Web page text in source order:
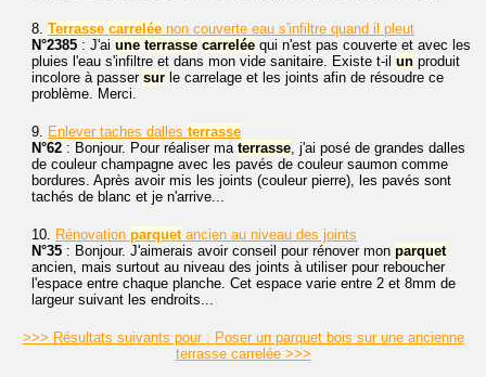
8. Terrasse carrelée non couverte eau s'infiltre quand il pleut
N°2385 : J'ai une terrasse carrelée qui n'est pas couverte et avec les
pluies l'eau s'infiltre et dans mon vide sanitaire. Existe t-il un produit
incolore à passer sur le carrelage et les joints afin de résoudre ce
problème. Merci.
9. Enlever taches dalles terrasse
N°62 : Bonjour. Pour réaliser ma terrasse, j'ai posé de grandes dalles
de couleur champagne avec les pavés de couleur saumon comme
bordures. Après avoir mis les joints (couleur pierre), les pavés sont
tachés de blanc et je n'arrive...
10. Rénovation parquetancien au niveau des joints
N°35 : Bonjour. J'aimerais avoir conseil pour rénover mon parquet
ancien, mais surtout au niveau des joints à utiliser pour reboucher
l'espace entre chaque planche. Cet espace varie entre 2 et 8mm de
largeur suivant les endroits...
>>> Résultats suivants pour : Poser un parquet bois sur une ancienne
terrasse carrelée >>>